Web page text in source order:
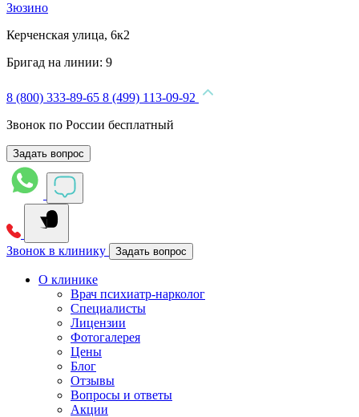
Зюзино
Керченская улица, 6к2
Бригад на линии: 9
8 (800) 333-89-65 8 (499) 113-09-92
Звонок по России бесплатный
Задать вопрос
Звонок в клинику Задать вопрос
О клинике
Врач психиатр-нарколог
Специалисты
Лицензии
Фотогалерея
Цены
Блог
Отзывы
Вопросы и ответы
Акции